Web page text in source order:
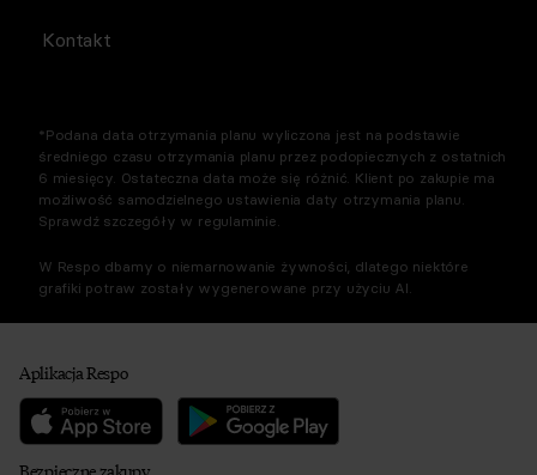
Kontakt
*Podana data otrzymania planu wyliczona jest na podstawie
średniego czasu otrzymania planu przez podopiecznych z ostatnich
6 miesięcy. Ostateczna data może się różnić. Klient po zakupie ma
możliwość samodzielnego ustawienia daty otrzymania planu.
Sprawdź szczegóły w regulaminie.
W Respo dbamy o niemarnowanie żywności, dlatego niektóre
grafiki potraw zostały wygenerowane przy użyciu AI.
Aplikacja Respo